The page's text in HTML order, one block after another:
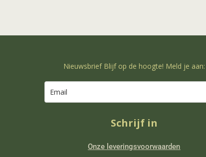
Nieuwsbrief Blijf op de hoogte! Meld je aan:
Schrijf in
Onze leveringsvoorwaarden